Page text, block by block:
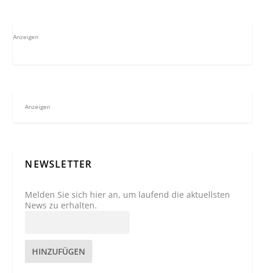
Anzeigen
Anzeigen
NEWSLETTER
Melden Sie sich hier an, um laufend die aktuellsten
News zu erhalten.
HINZUFÜGEN